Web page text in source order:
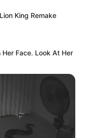
King Remake
Her Face. Look At Her